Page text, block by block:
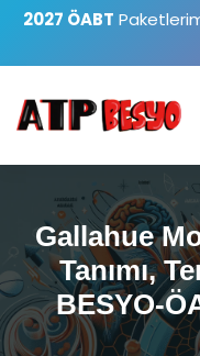
2027 ÖABT
Gallahue
Tanımı,
BESYO-